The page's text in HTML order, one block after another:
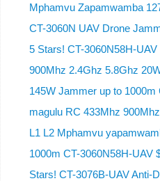
Mphamvu Zapamwamba
CT-3060N UAV Drone
5 Stars! CT-3060N58H-
900Mhz 2.4Ghz 5.8Ghz
145W Jammer up to
magulu RC 433Mhz
L1 L2 Mphamvu
1000m CT-3060N58H-UAV
Stars! CT-3076B-UAV Anti-